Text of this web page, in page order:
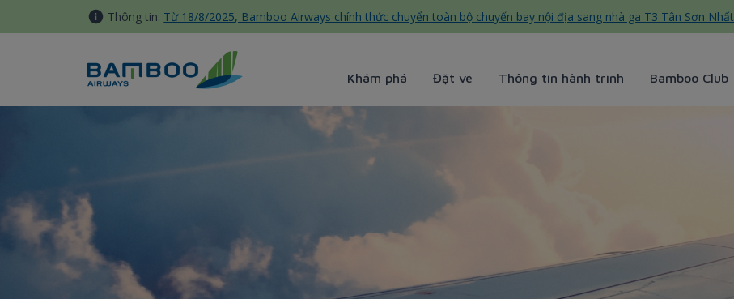
Truy cập nội dung luôn
Thông tin: Từ 18/8/2025, Bamboo Airways chính thức chuyển toàn bộ chuyến bay nội địa sang nhà ga T3 Tân Sơn Nhất
Khám phá Đặt vé Thông tin hành trình Bamboo Club
Trên đối tác khác - Bamboo Airways